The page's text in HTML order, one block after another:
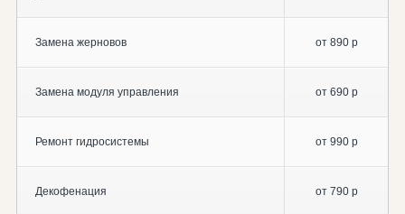
Замена жерновов от 890 р
Замена модуля управления от 690 р
Ремонт гидросистемы от 990 р
Декофенация от 790 р